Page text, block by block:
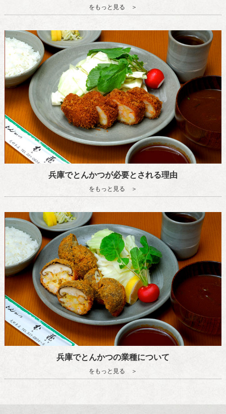
をもっと見る ＞
兵庫でとんかつが必要とされる理由
をもっと見る ＞
兵庫でとんかつの業種について
をもっと見る ＞